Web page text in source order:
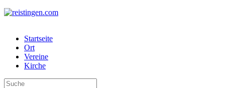
Startseite
Ort
Vereine
Kirche